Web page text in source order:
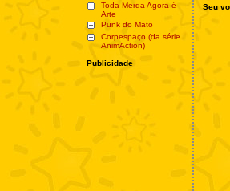
Toda Merda Agora é
Arte
Punk do Mato
Corpespaço (da série
AnimAction)
Publicidade
Seu